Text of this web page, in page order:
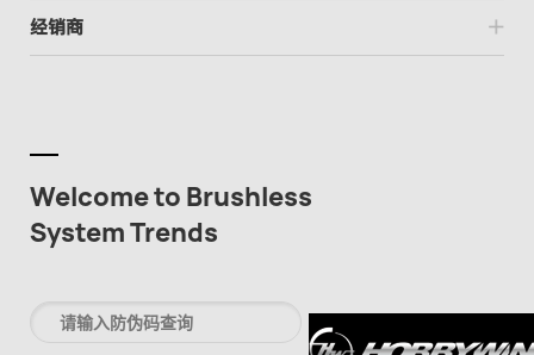
经销商
Welcome to Brushless
System Trends